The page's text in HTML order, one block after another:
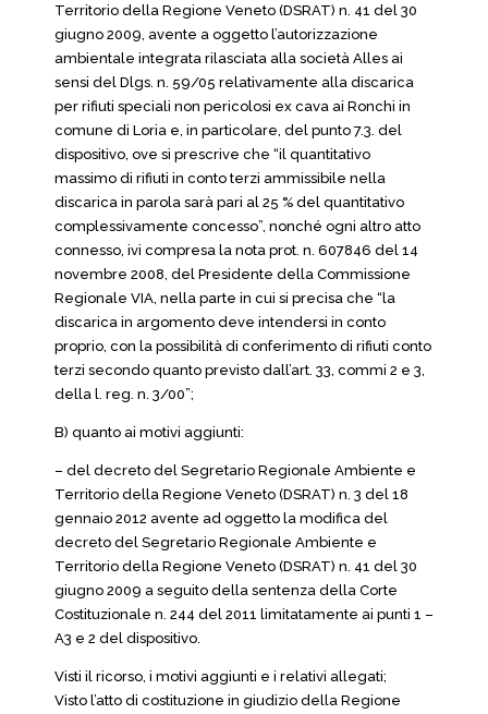
Territorio della Regione Veneto (DSRAT) n. 41 del 30
giugno 2009, avente a oggetto l’autorizzazione
ambientale integrata rilasciata alla società Alles ai
sensi del Dlgs. n. 59/05 relativamente alla discarica
per rifiuti speciali non pericolosi ex cava ai Ronchi in
comune di Loria e, in particolare, del punto 7.3. del
dispositivo, ove si prescrive che “il quantitativo
massimo di rifiuti in conto terzi ammissibile nella
discarica in parola sarà pari al 25 % del quantitativo
complessivamente concesso”, nonché ogni altro atto
connesso, ivi compresa la nota prot. n. 607846 del 14
novembre 2008, del Presidente della Commissione
Regionale VIA, nella parte in cui si precisa che “la
discarica in argomento deve intendersi in conto
proprio, con la possibilità di conferimento di rifiuti conto
terzi secondo quanto previsto dall’art. 33, commi 2 e 3,
della l. reg. n. 3/00”;
B) quanto ai motivi aggiunti:
– del decreto del Segretario Regionale Ambiente e
Territorio della Regione Veneto (DSRAT) n. 3 del 18
gennaio 2012 avente ad oggetto la modifica del
decreto del Segretario Regionale Ambiente e
Territorio della Regione Veneto (DSRAT) n. 41 del 30
giugno 2009 a seguito della sentenza della Corte
Costituzionale n. 244 del 2011 limitatamente ai punti 1 –
A3 e 2 del dispositivo.
Visti il ricorso, i motivi aggiunti e i relativi allegati;
Visto l’atto di costituzione in giudizio della Regione